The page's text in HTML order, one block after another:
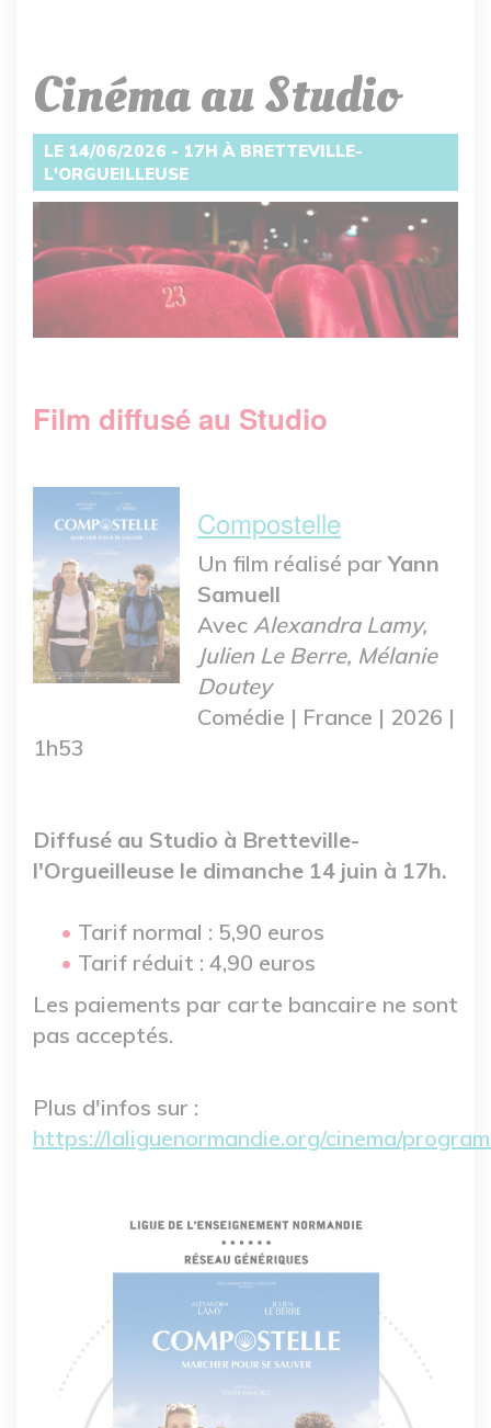
Cinéma au Studio
LE 14/06/2026 - 17H À BRETTEVILLE-
L'ORGUEILLEUSE
Film diffusé au Studio
Compostelle
Un film réalisé parYann
Samuell
Avec Alexandra Lamy,
Julien Le Berre, Mélanie
Doutey
Comédie | France | 2026 |
1h53
Diffusé au Studio à Bretteville-
l'Orgueilleuse le dimanche 14 juin à 17h.
Tarif normal : 5,90 euros
Tarif réduit : 4,90 euros
Les paiements par carte bancaire ne sont
pas acceptés.
Plus d'infos sur :
https://laliguenormandie.org/cinema/